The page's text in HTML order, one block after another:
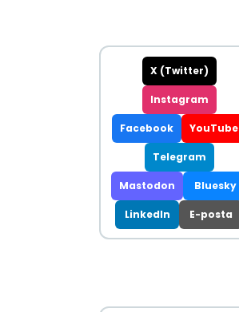
X (Twitter)
Instagram
Facebook YouTube
Telegram
Mastodon Bluesky
LinkedIn E-posta